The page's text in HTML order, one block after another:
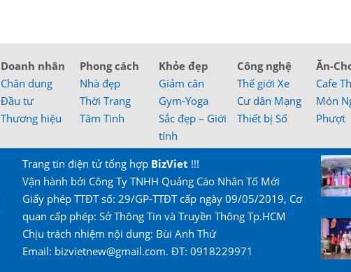
Doanh nhân
Chân dung
Đầu tư
Thương hiệu
Phong cách
Nhà đẹp
Thời Trang
Tâm Tình
Khỏe đẹp
Giảm cân
Gym-Yoga
Sắc đẹp – Giới
tính
Công nghệ
Thế giới Xe
Cư dân Mạng
Thiết bị Số
Ăn-
Cafe
Món
Phượt
Trang tin điện tử tổng hợp BizViet !!!
Vận hành bởi Công Ty TNHH Quảng Cáo Nhân Tố Mới
Giấy phép TTĐT số: 29/GP-TTĐT cấp ngày 09/05/2019, Cơ
quan cấp phép: Sở Thông Tin và Truyền Thông Tp.HCM
Chịu trách nhiệm nội dung: Bùi Anh Thứ
Email: bizvietnew@gmail.com. ĐT: 0918229971